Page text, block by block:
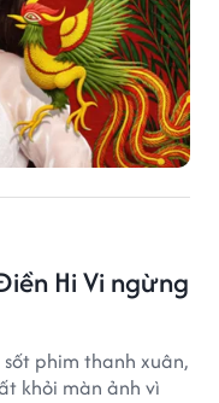
Hi Vi ngừng
phim thanh xuân,
khỏi màn ảnh vì